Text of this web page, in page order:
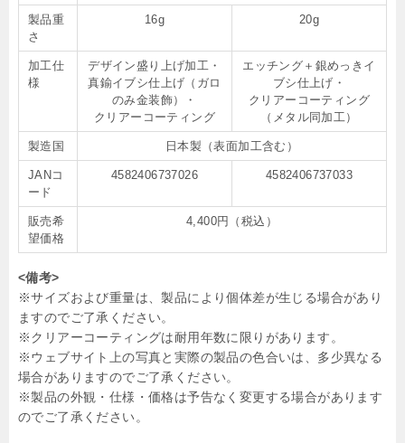
製品重
さ
16g 20g
加工仕
様
デザイン盛り上げ加工・
真鍮イブシ仕上げ（ガロ
のみ金装飾）・
クリアーコーティング
エッチング＋銀めっきイ
ブシ仕上げ・
クリアーコーティング
（メタル同加工）
製造国 日本製（表面加工含む）
JANコ
ード
4582406737026 4582406737033
販売希
望価格
4,400円（税込）
<備考>
※サイズおよび重量は、製品により個体差が生じる場合があり
ますのでご了承ください。
※クリアーコーティングは耐用年数に限りがあります。
※ウェブサイト上の写真と実際の製品の色合いは、多少異なる
場合がありますのでご了承ください。
※製品の外観・仕様・価格は予告なく変更する場合があります
のでご了承ください。